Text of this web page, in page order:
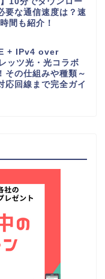
要な通信速度は？速
間も紹介！
+ IPv4 over
ッツ光・光コラボ
その仕組みや種類～
応回線まで完全ガイ